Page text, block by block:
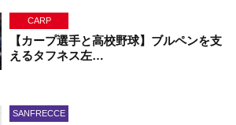
CARP
【カープ選手と高校野球】ブルペンを支
えるタフネス左…
SANFRECCE